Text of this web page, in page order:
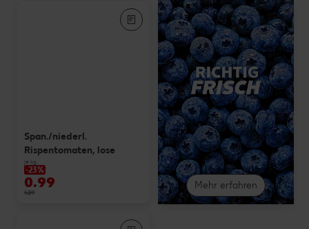
Mehr erfahren
Span./niederl.
Rispentomaten, lose
je kg
-23%
0.99
1.29